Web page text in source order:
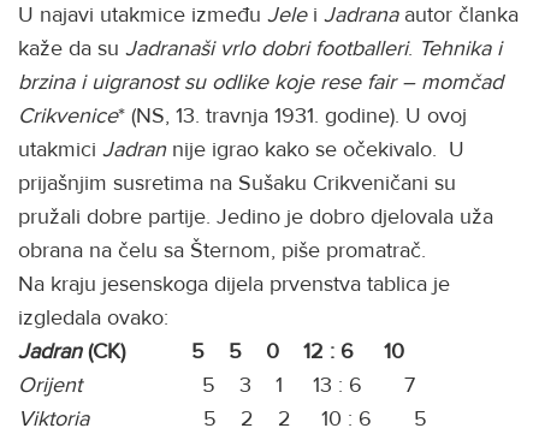
U najavi utakmice između Jelei Jadranaautor članka
kaže da su Jadranaši vrlo dobri footballeri. Tehnika i
brzina i uigranost su odlike koje rese fair – momčad
Crikvenice* (NS, 13. travnja 1931. godine). U ovoj
utakmici Jadran nije igrao kako se očekivalo. U
prijašnjim susretima na Sušaku Crikveničani su
pružali dobre partije. Jedino je dobro djelovala uža
obrana na čelu sa Šternom, piše promatrač.
Na kraju jesenskoga dijela prvenstva tablica je
izgledala ovako:
Jadran(CK) 5 5 0 12 : 6 10
Orijent
5 3 1 13 : 6 7
Viktoria5 2 2 10 : 6 5